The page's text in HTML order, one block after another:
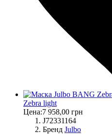
Zebra light
Цена:7 958,00 грн
J72331164
Бренд Julbo